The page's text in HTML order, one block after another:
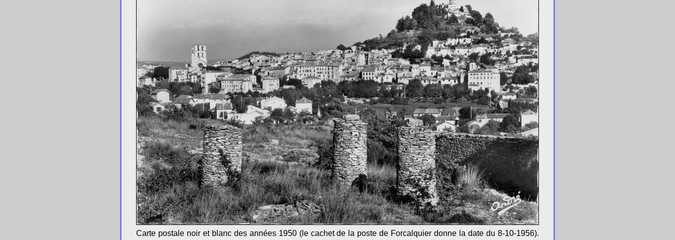
Carte postale noir et blanc des années 1950 (le cachet de la poste de Forcalquier donne la date du 8-10-1956).